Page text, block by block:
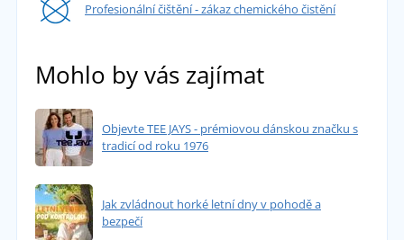
Profesionální čištění - zákaz chemického čistění
Mohlo by vás zajímat
Objevte TEE JAYS - prémiovou dánskou značku s
tradicí od roku 1976
Jak zvládnout horké letní dny v pohodě a
bezpečí